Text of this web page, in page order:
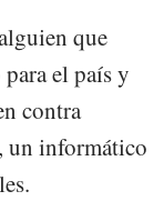
que
el país y
contra
un informático